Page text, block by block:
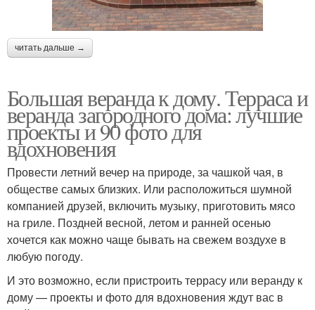
читать дальше →
Большая веранда к дому. Терраса и
веранда загородного дома: лучшие
проекты и 90 фото для
вдохновения
Провести летний вечер на природе, за чашкой чая, в
обществе самых близких. Или расположиться шумной
компанией друзей, включить музыку, приготовить мясо
на гриле. Поздней весной, летом и ранней осенью
хочется как можно чаще бывать на свежем воздухе в
любую погоду.
И это возможно, если пристроить террасу или веранду к
дому — проекты и фото для вдохновения ждут вас в